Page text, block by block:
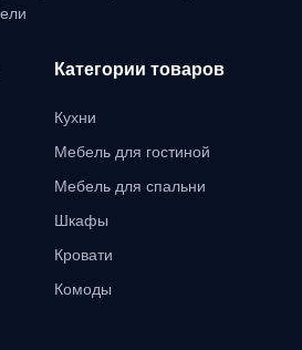
Категории товаров
Кухни
Мебель для гостиной
Мебель для спальни
Шкафы
Кровати
Комоды